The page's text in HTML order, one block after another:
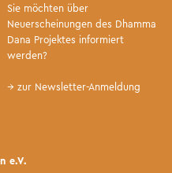
Sie möchten über
Neuerscheinungen des Dhamma
Dana Projektes informiert
werden?
→ zur Newsletter-Anmeldung
e.V.